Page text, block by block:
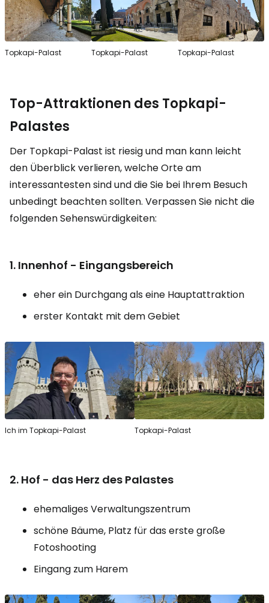
Topkapi-Palast Topkapi-Palast Topkapi-Palast
Top-Attraktionen des Topkapi-
Palastes
Der Topkapi-Palast ist riesig und man kann leicht
den Überblick verlieren, welche Orte am
interessantesten sind und die Sie bei Ihrem Besuch
unbedingt beachten sollten. Verpassen Sie nicht die
folgenden Sehenswürdigkeiten:
1. Innenhof - Eingangsbereich
eher ein Durchgang als eine Hauptattraktion
erster Kontakt mit dem Gebiet
Ich im Topkapi-Palast Topkapi-Palast
2. Hof - das Herz des Palastes
ehemaliges Verwaltungszentrum
schöne Bäume, Platz für das erste große
Fotoshooting
Eingang zum Harem